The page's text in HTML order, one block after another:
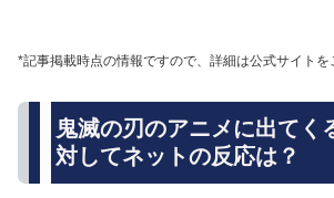
*記事掲載時点の情報ですので、詳細は公式サイトを
鬼滅の刃のアニメに出てく
対してネットの反応は？